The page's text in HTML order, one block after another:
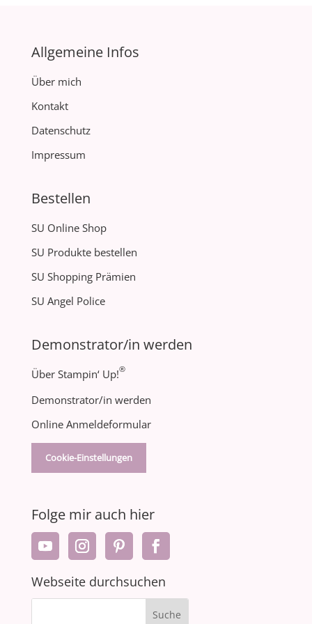
Allgemeine Infos
Über mich
Kontakt
Datenschutz
Impressum
Bestellen
SU Online Shop
SU Produkte bestellen
SU Shopping Prämien
SU Angel Police
Demonstrator/in werden
Über Stampin‘ Up!®
Demonstrator/in werden
Online Anmeldeformular
Cookie-Einstellungen
Folge mir auch hier
Webseite durchsuchen